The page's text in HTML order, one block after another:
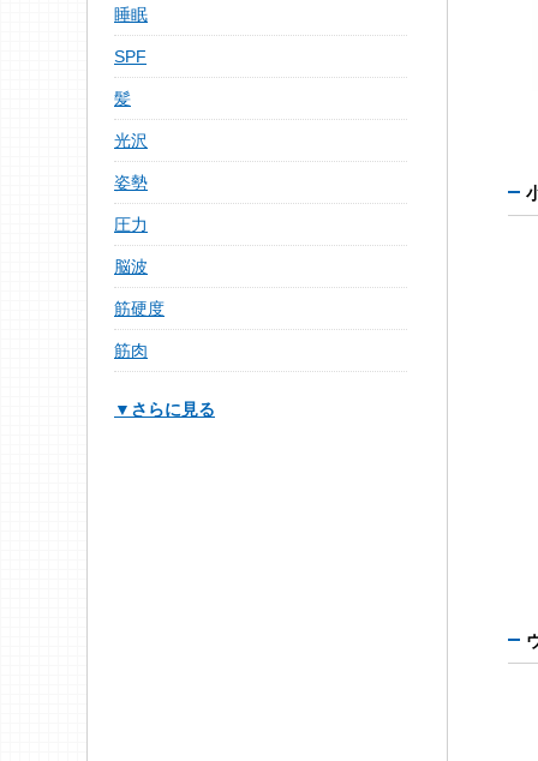
睡眠
SPF
髪
光沢
姿勢
圧力
脳波
筋硬度
筋肉
▼さらに見る